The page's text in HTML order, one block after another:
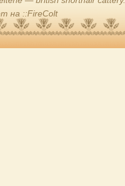
на ::FireColt